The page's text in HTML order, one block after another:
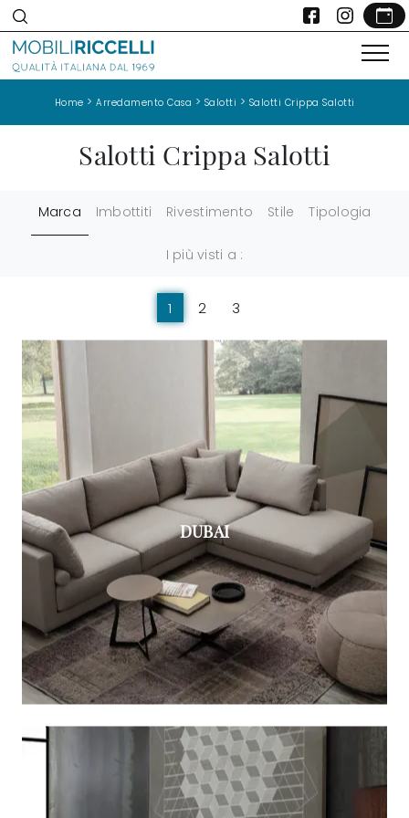
Home > Arredamento Casa > Salotti > Salotti Crippa Salotti
Salotti Crippa Salotti
Marca Imbottiti Rivestimento Stile Tipologia
I più visti a :
1 2 3
DUBAI